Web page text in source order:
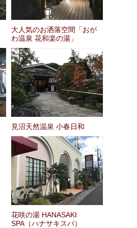
大人気のお洒落空間「おが
わ温泉 花和楽の湯」
見沼天然温泉 小春日和
花咲の湯 HANASAKI
SPA（ハナサキスパ）